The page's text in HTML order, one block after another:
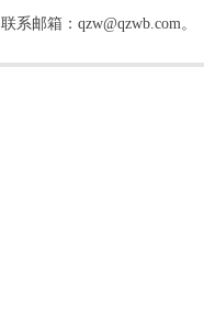
邮箱：qzw@qzwb.com。